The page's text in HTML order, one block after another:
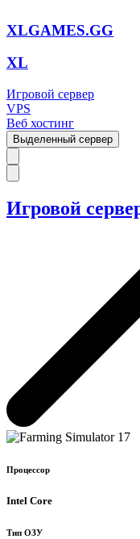
XLGAMES.GG
XL
Игровой сервер
VPS
Веб хостинг
Выделенный сервер
Игровой
Процессор
Intel Core
Тип ОЗУ